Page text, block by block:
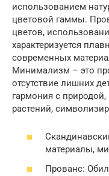
использованием
цветовой гаммы.
цветов,
характеризуется
современных
Минимализм – это
отсутствие лишних
гармония с
растений,
материалы,
Прованс: